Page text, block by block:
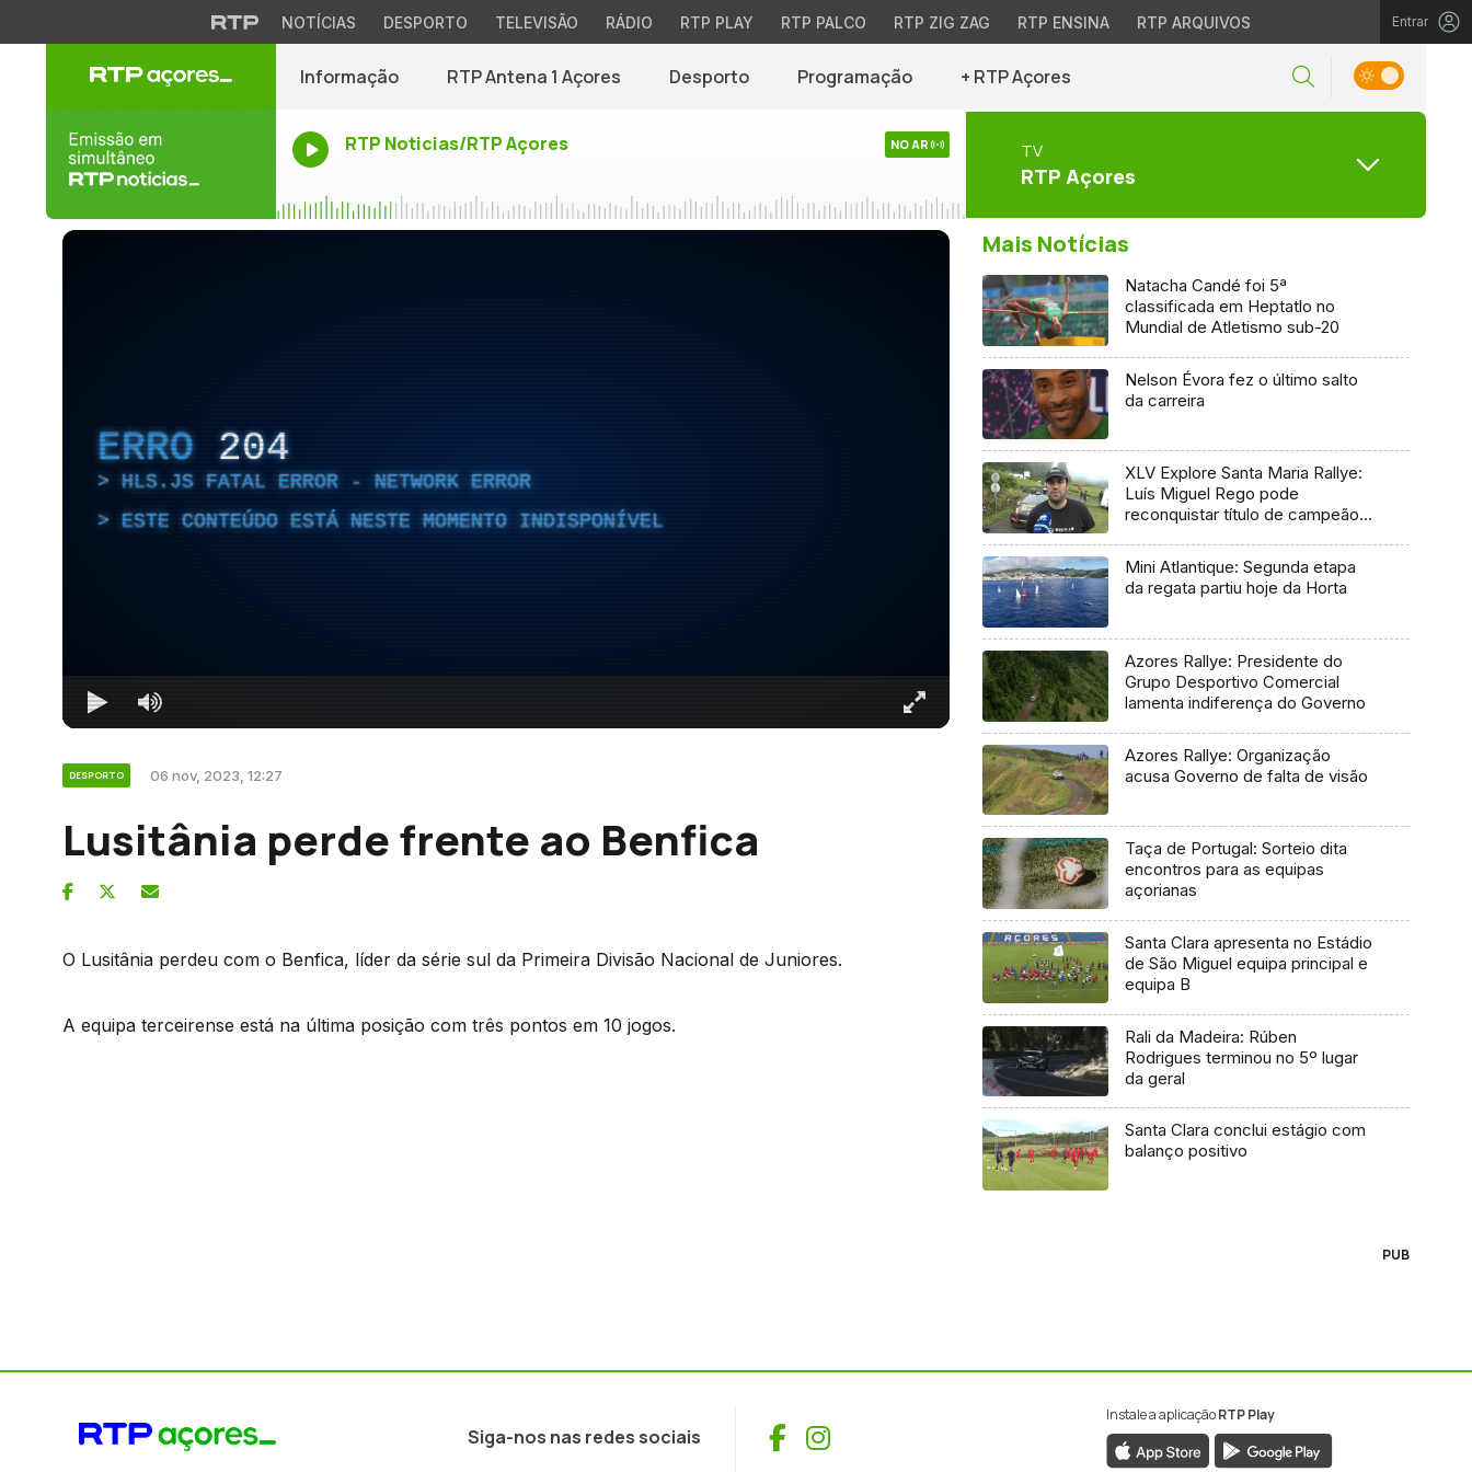
NOTÍCIAS DESPORTO TELEVISÃO RÁDIO RTP PLAY RTP PALCO RTP ZIG ZAG RTP ENSINA RTP ARQUIVOS Entrar
Informação RTP Antena 1 Açores Desporto Programação + RTP Açores
RTP Noticias/RTP Açores NO AR TV
RTP Açores
ERRO 204
HLS.JS FATAL ERROR - NETWORK ERROR
ESTE CONTEÚDO ESTÁ NESTE MOMENTO INDISPONÍVEL
DESPORTO 06 nov, 2023, 12:27
Lusitânia perde frente ao Benfica
O Lusitânia perdeu com o Benfica, líder da série sul da Primeira Divisão Nacional de Juniores.
A equipa terceirense está na última posição com três pontos em 10 jogos.
Mais Notícias
Natacha Candé foi 5ª
classificada em Heptatlo no
Mundial de Atletismo sub-20
Nelson Évora fez o último salto
da carreira
XLV Explore Santa Maria Rallye:
Luís Miguel Rego pode
reconquistar título de campeão
Mini Atlantique: Segunda etapa
da regata partiu hoje da Horta
Azores Rallye: Presidente do
Grupo Desportivo Comercial
lamenta indiferença do Governo
Azores Rallye: Organização
acusa Governo de falta de visão
Taça de Portugal: Sorteio dita
encontros para as equipas
açorianas
Santa Clara apresenta no Estádio
de São Miguel equipa principal e
equipa B
Rali da Madeira: Rúben
Rodrigues terminou no 5º lugar
da geral
Santa Clara conclui estágio com
balanço positivo
PUB
Siga-nos nas redes sociais Facebook
Instagram
Instale a aplicaçãoRTP Play